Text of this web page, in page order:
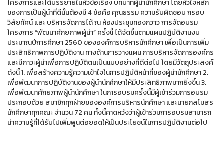
โครงการและได้บรรยายในหัวข้อเรื่อง บทบาทผู้นำนักศึกษา โดยหัวใจหลัก
ของการเป็นผู้นำที่ดีนั้นต้องมี 4 ข้อคือ คุณธรรม ความรับผิดชอบ กรอบ
วิสัยทัศน์ และ บริหารจัดการได้ ณ ห้องประชุมทองกวาว การจัดอบรม
โครงการ “พัฒนาศักยภาพผู้นำ” ครั้งนี้ ได้จัดขึ้นตามแผนปฏิบัติงานงบ
ประมาณปีการศึกษา 2560 ขององค์การบริหารนักศึกษา เพื่อเป็นการเพิ่ม
ประสิทธิภาพการปฏิบัติงาน ทางด้านการวางแผน การบริหารจัดการองค์กร
และมีภาวะผู้นำเพื่อการปฏิบัติตนเป็นแบบอย่างที่ดีต่อไป โดยมีวัตถุประสงค์
ดังนี้ 1. เพื่อสร้างความรู้ความเข้าใจในการปฏิบัติหน้าที่ของผู้นำนักศึกษา 2.
เพื่อพัฒนาการปฏิบัติงานของผู้นำนักศึกษาให้มีประสิทธิภาพมากยิ่งขึ้น 3.
เพื่อพัฒนาศักยภาพผู้นำนักศึกษา ในการอบรมครั้งนี้มีผู้เข้าร่วมการอบรม
ประกอบด้วย สมาชิกทุกฝ่ายขององค์การบริหารนักศึกษา และนายกสโมสร
นักศึกษาทุกคณะ จำนวน 72 คน ทั้งนี้คาดหวังว่าผู้เข้าร่วมการอบรมสามารถ
นำความรู้ที่ได้รับไปเพิ่มพูนต่อยอดให้เป็นประโยชน์ในการปฏิบัติงานต่อไป